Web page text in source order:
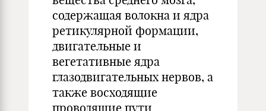
содержащая волокна и ядра
ретикулярной формации,
двигательные и
вегетативные ядра
глазодвигательных нервов, а
также восходящие
проводящие пути